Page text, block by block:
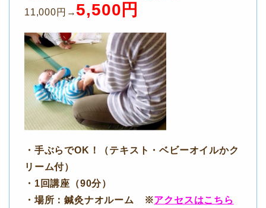
11,000円→ 5,500円
・手ぶらでOK！（テキスト・ベビーオイルかク
リーム付）
・1回講座（90分）
・場所：鍼灸ナオルーム ※アクセスはこちら